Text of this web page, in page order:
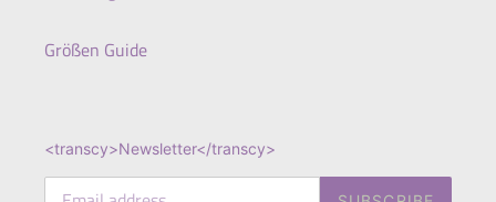
Größen Guide
<transcy>Newsletter</transcy>